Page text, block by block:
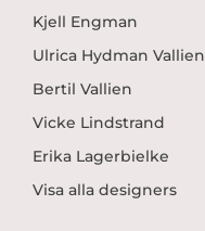
Kjell Engman
Ulrica Hydman Vallien
Bertil Vallien
Vicke Lindstrand
Erika Lagerbielke
Visa alla designers